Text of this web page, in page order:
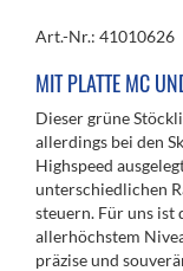
Art.-Nr.: 41010626
MIT PLATTE MC
Dieser grüne
allerdings bei den
Highspeed
unterschiedlichen
steuern. Für uns ist
allerhöchstem
präzise und